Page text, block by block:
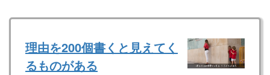
理由を200個書くと見えてく
るものがある